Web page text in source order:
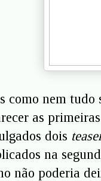
como nem tudo
as
dois
na
não poderia